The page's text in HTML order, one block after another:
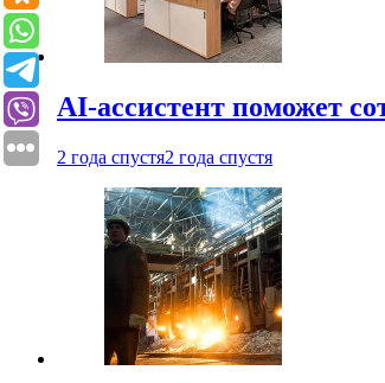
AI-ассистент поможет
2 года спустя2 года спустя